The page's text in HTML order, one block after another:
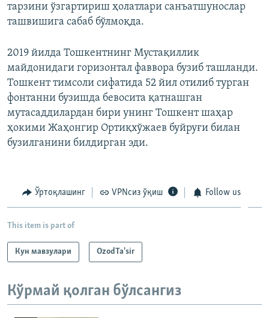
тарзини ўзгартириш ҳолатлари санъатшунослар
ташвишига сабаб бўлмоқда.
2019 йилда Тошкентнинг Мустақиллик
майдонидаги горизонтал фаввора бузиб ташланди.
Тошкент тимсоли сифатида 52 йил отилиб турган
фонтанни бузишда бевосита қатнашган
мутасаддилардан бири унинг Тошкент шаҳар
ҳокими Жаҳонгир Ортиқхўжаев буйруғи билан
бузилганини билдирган эди.
Ўртоқлашинг VPNсиз ўқиш Follow us
This item is part of
Кун мавзулари OzodTa'sir
Кўрмай қолган бўлсангиз